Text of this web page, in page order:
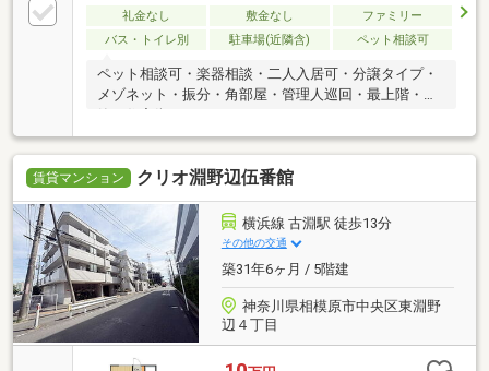
礼金なし 敷金なし
ファミリー
バス・トイレ別
駐車場(近隣含) ペット相談可
ペット相談可・楽器相談・二人入居可・分譲タイプ・
メゾネット・振分・角部屋・管理人巡回・最上階・閑
賃貸マンション クリオ淵野辺伍番館
横浜線 古淵駅 徒歩13分
その他の交通
築31年6ヶ月 / 5階建
神奈川県相模原市中央区東淵野
辺４丁目